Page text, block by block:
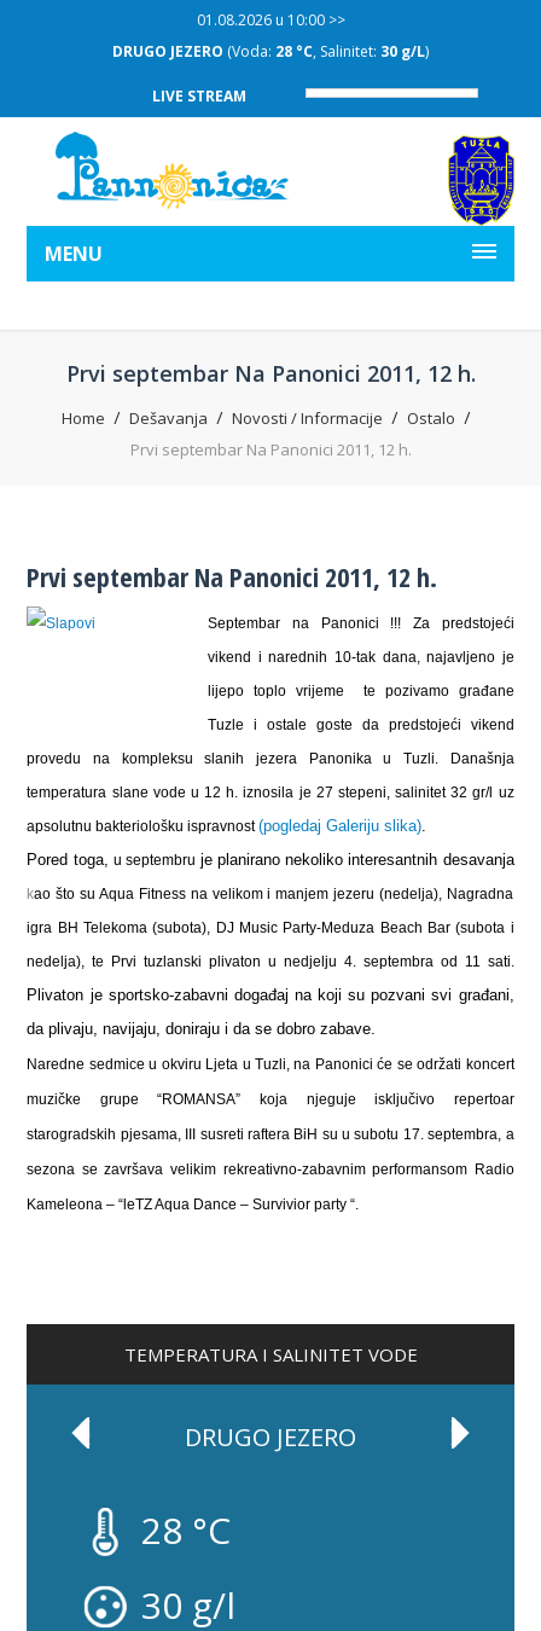
01.08.2026 u 10:00 >>
DRUGO JEZERO (Voda: 28 °C, Salinitet: 30 g/L)
LIVE STREAM
MENU
Prvi septembar Na Panonici 2011, 12 h.
Home Dešavanja Novosti / Informacije
Ostalo
Prvi septembar Na Panonici 2011, 12 h.
Prvi septembar Na Panonici 2011, 12 h.
Septembar na Panonici !!! Za predstojeći
vikend i narednih 10-tak dana, najavljeno je
lijepo toplo vrijeme te pozivamo građane
Tuzle i ostale goste da predstojeći vikend
provedu na kompleksu slanih jezera Panonika u Tuzli. Današnja
temperatura slane vode u 12 h. iznosila je 27 stepeni, salinitet 32 gr/l uz
apsolutnu bakteriološku ispravnost(pogledaj Galeriju slika).
Pored toga, u septembru je planirano nekoliko interesantnih desavanja
kao što su Aqua Fitness na velikom i manjem jezeru (nedelja), Nagradna
igra BH Telekoma (subota), DJ Music Party-Meduza Beach Bar (subota i
nedelja), te Prvi tuzlanski plivaton u nedjelju 4. septembra od 11 sati.
Plivaton je sportsko-zabavni događaj na koji su pozvani svi građani,
da plivaju, navijaju, doniraju i da se dobro zabave.
Naredne sedmice u okviru Ljeta u Tuzli, na Panonici će se održati koncert
muzičke grupe “ROMANSA” koja njeguje isključivo repertoar
starogradskih pjesama, III susreti raftera BiH su u subotu 17. septembra, a
sezona se završava velikim rekreativno-zabavnim performansom Radio
Kameleona – “leTZ Aqua Dance – Survivior party “.
TEMPERATURA I SALINITET VODE
DRUGO JEZERO
28 °C
30 g/l